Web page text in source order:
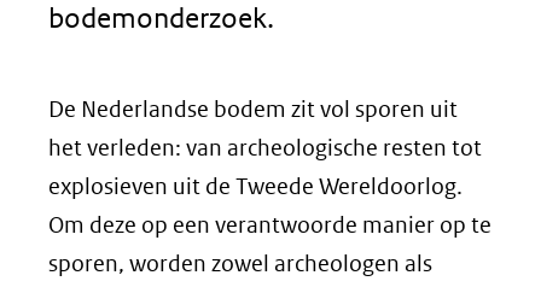
bodemonderzoek.
De Nederlandse bodem zit vol sporen uit
het verleden: van archeologische resten tot
explosieven uit de Tweede Wereldoorlog.
Om deze op een verantwoorde manier op te
sporen, worden zowel archeologen als